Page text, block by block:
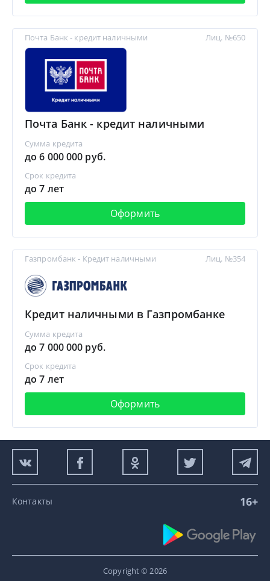
Почта Банк - кредит наличными
Почта Банк - кредит наличными
Сумма кредита
до 6 000 000 руб.
Срок кредита
до 7 лет
Оформить
Лиц. №650
Газпромбанк - Кредит наличными
Кредит наличными в Газпромбанке
Сумма кредита
до 7 000 000 руб.
Срок кредита
до 7 лет
Оформить
Лиц. №354
Контакты 16+
Copyright © 2026